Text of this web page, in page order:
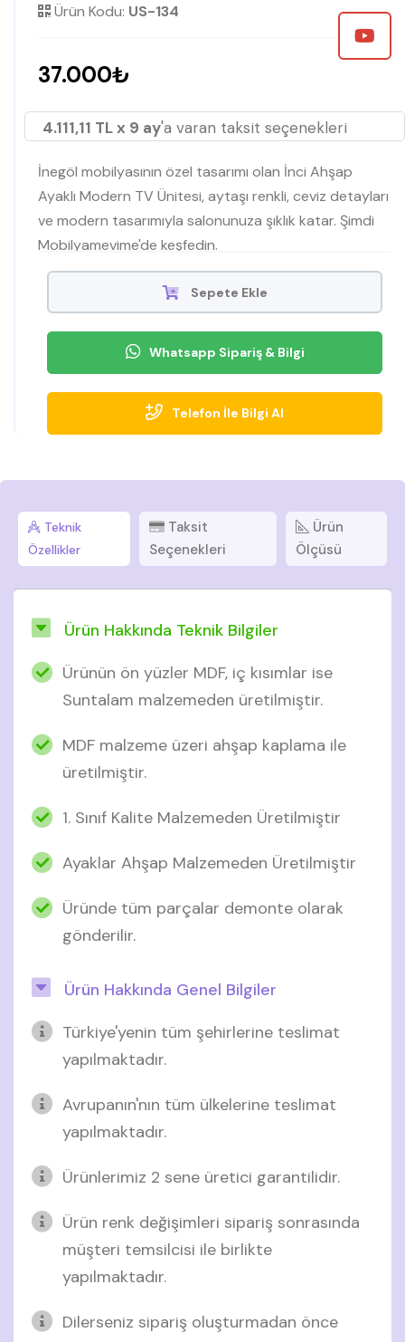
Ürün Kodu: US-134
37.000₺
4.111,11 TL x 9 ay'a varan taksit seçenekleri
İnegöl mobilyasının özel tasarımı olan İnci Ahşap
Ayaklı Modern TV Ünitesi, aytaşı renkli, ceviz detayları
ve modern tasarımıyla salonunuza şıklık katar. Şimdi
Mobilyamevime'de keşfedin.
Sepete Ekle
Whatsapp Sipariş & Bilgi
Telefon İle Bilgi Al
Teknik
Özellikler
Taksit
Seçenekleri
Ürün
Ölçüsü
Ürün Hakkında Teknik Bilgiler
Ürünün ön yüzler MDF, iç kısımlar ise
Suntalam malzemeden üretilmiştir.
MDF malzeme üzeri ahşap kaplama ile
üretilmiştir.
1. Sınıf Kalite Malzemeden Üretilmiştir
Ayaklar Ahşap Malzemeden Üretilmiştir
Üründe tüm parçalar demonte olarak
gönderilir.
Ürün Hakkında Genel Bilgiler
Türkiye'yenin tüm şehirlerine teslimat
yapılmaktadır.
Avrupanın'nın tüm ülkelerine teslimat
yapılmaktadır.
Ürünlerimiz 2 sene üretici garantilidir.
Ürün renk değişimleri sipariş sonrasında
müşteri temsilcisi ile birlikte
yapılmaktadır.
Dilerseniz sipariş oluşturmadan önce